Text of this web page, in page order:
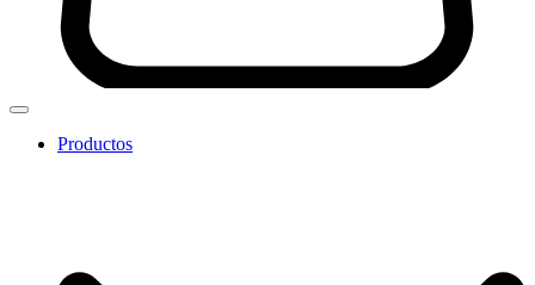
Productos